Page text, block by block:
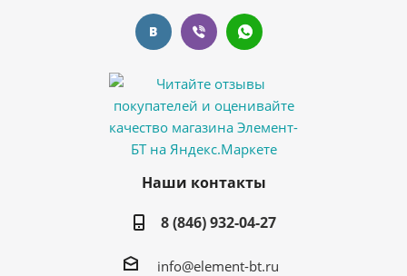
Наши контакты
8 (846) 932-04-27
info@element-bt.ru